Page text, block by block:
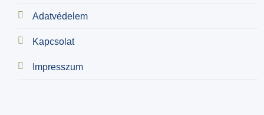
Adatvédelem
Kapcsolat
Impresszum